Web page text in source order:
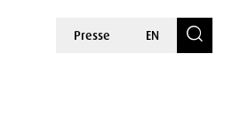
Presse EN